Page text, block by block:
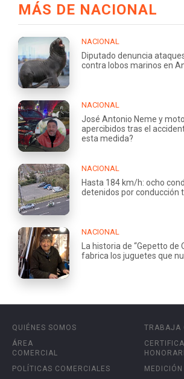
MÁS DE NACIONAL
NACIONAL
Diputado denuncia
contra lobos marinos en
NACIONAL
José Antonio Neme y
apercibidos tras el
esta medida?
NACIONAL
Hasta 184 km/h: ocho
detenidos por conducción
NACIONAL
La historia de “Gepetto de
fabrica los juguetes que
QUIÉNES SOMOS
ÁREA
COMERCIAL
POLÍTICAS COMERCIALES
TRABAJA